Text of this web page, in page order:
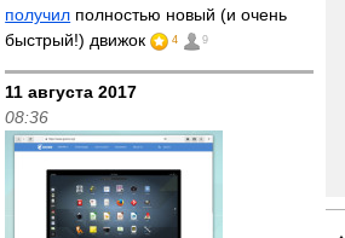
получил полностью новый (и очень
быстрый!) движок
4 9
11 августа 2017
08:36